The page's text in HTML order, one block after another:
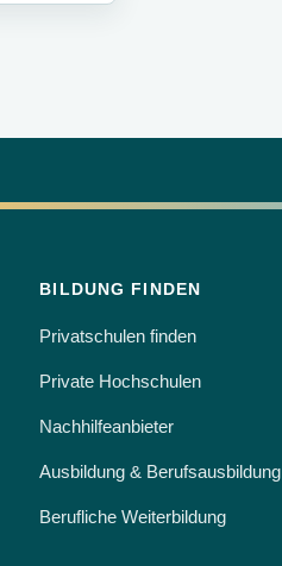
BILDUNG FINDEN
Privatschulen finden
Private Hochschulen
Nachhilfeanbieter
Ausbildung & Berufsausbildung
Berufliche Weiterbildung